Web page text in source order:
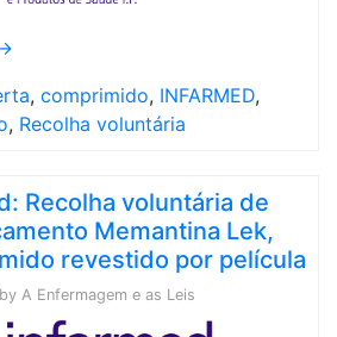
, comprimido, INFARMED,
, Recolha voluntária
Recolha voluntária de
Memantina Lek,
revestido por película
by A Enfermagem e as Leis